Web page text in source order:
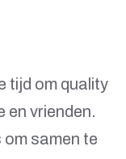
tijd om quality
en vrienden.
om samen te